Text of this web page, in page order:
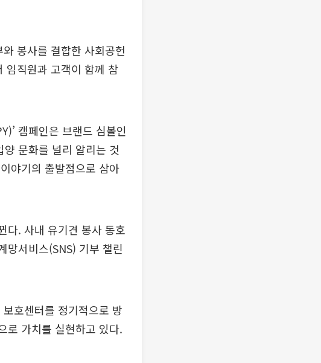
봉사를 결합한 사회공헌
임직원과 고객이 함께 참
캠페인은 브랜드 심볼인
문화를 널리 알리는 것
야기의 출발점으로 삼아
다. 사내 유기견 봉사 동호
망서비스(SNS) 기부 챌린
호센터를 정기적으로 방
로 가치를 실현하고 있다.